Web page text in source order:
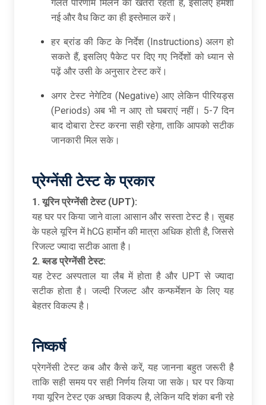
गलत परिणाम मिलने का खतरा रहता है, इसलिए हमेशा
नई और वैध किट का ही इस्तेमाल करें।
हर ब्रांड की किट के निर्देश (Instructions) अलग हो
सकते हैं, इसलिए पैकेट पर दिए गए निर्देशों को ध्यान से
पढ़ें और उसी के अनुसार टेस्ट करें।
अगर टेस्ट नेगेटिव (Negative) आए लेकिन पीरियड्स
(Periods) अब भी न आए तो घबराएं नहीं। 5-7 दिन
बाद दोबारा टेस्ट करना सही रहेगा, ताकि आपको सटीक
जानकारी मिल सके।
प्रेग्नेंसी टेस्ट के प्रकार
1. यूरिन प्रेग्नेंसी टेस्ट (UPT):
यह घर पर किया जाने वाला आसान और सस्ता टेस्ट है। सुबह
के पहले यूरिन में hCG हार्मोन की मात्रा अधिक होती है, जिससे
रिजल्ट ज्यादा सटीक आता है।
2. ब्लड प्रेग्नेंसी टेस्ट:
यह टेस्ट अस्पताल या लैब में होता है और UPT से ज्यादा
सटीक होता है। जल्दी रिजल्ट और कन्फर्मेशन के लिए यह
बेहतर विकल्प है।
निष्कर्ष
प्रेगनेंसी टेस्ट कब और कैसे करें, यह जानना बहुत जरूरी है
ताकि सही समय पर सही निर्णय लिया जा सके। घर पर किया
गया यूरिन टेस्ट एक अच्छा विकल्प है, लेकिन यदि शंका बनी रहे